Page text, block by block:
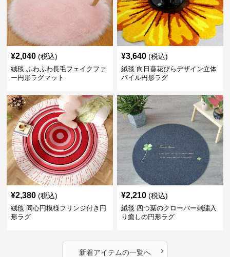
¥2,040 (税込)
絨毯 ふわふわ長毛フェイクファ
ー円形ラグマット
¥3,640 (税込)
絨毯 向日葵花びらデザイン立体
パイル円形ラグ
¥2,380 (税込)
絨毯 同心円模様フリンジ付き円
形ラグ
¥2,210 (税込)
絨毯 四つ葉のクローバー刺繍入
り癒しの円形ラグ
新着アイテムの一覧へ ›